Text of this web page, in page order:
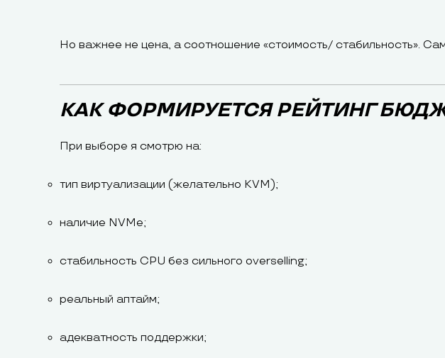
Но важнее не цена, а соотношение «стоимость/ стабильность».
КАК ФОРМИРУЕТСЯ РЕЙТИНГ
При выборе я смотрю на:
тип виртуализации (желательно KVM);
наличие NVMe;
стабильность CPU без сильного overselling;
реальный аптайм;
адекватность поддержки;